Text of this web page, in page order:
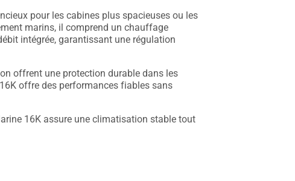
pour les cabines plus spacieuses ou les
marins, il comprend un chauffage
intégrée, garantissant une régulation
offrent une protection durable dans les
offre des performances fiables sans
16K assure une climatisation stable tout